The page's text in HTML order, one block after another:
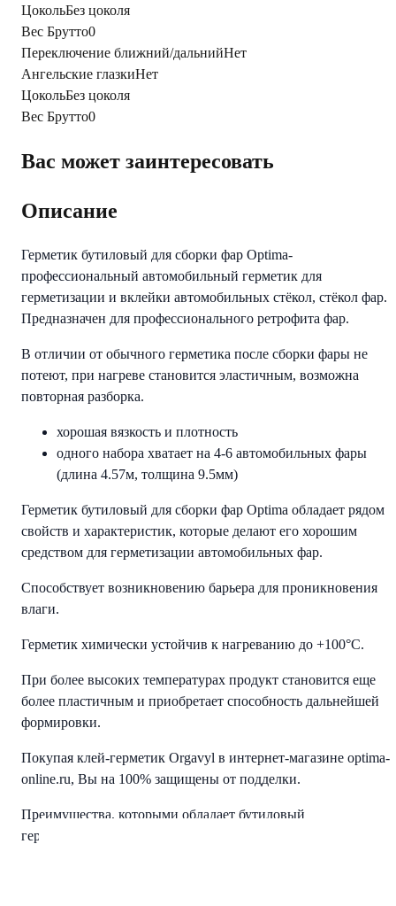
ЦокольБез цоколя
Вес Брутто0
Переключение ближний/дальнийНет
Ангельские глазкиНет
ЦокольБез цоколя
Вес Брутто0
Вас может заинтересовать
Описание
Герметик бутиловый для сборки фар Optima-
профессиональный автомобильный герметик для
герметизации и вклейки автомобильных стёкол, стёкол фар.
Предназначен для профессионального ретрофита фар.
В отличии от обычного герметика после сборки фары не
потеют, при нагреве становится эластичным, возможна
повторная разборка.
хорошая вязкость и плотность
одного набора хватает на 4-6 автомобильных фары
(длина 4.57м, толщина 9.5мм)
Герметик бутиловый для сборки фар Optima обладает рядом
свойств и характеристик, которые делают его хорошим
средством для герметизации автомобильных фар.
Способствует возникновению барьера для проникновения
влаги.
Герметик химически устойчив к нагреванию до +100°С.
При более высоких температурах продукт становится еще
более пластичным и приобретает способность дальнейшей
формировки.
Покупая клей-герметик Orgavyl в интернет-магазине optima-
online.ru, Вы на 100% защищены от подделки.
Преимущества, которыми обладает бутиловый
герметик Optima: